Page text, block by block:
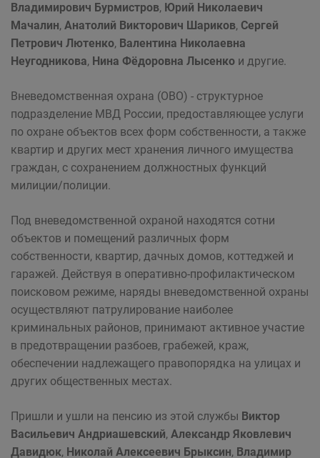
Владимирович Бурмистров, Юрий Николаевич
Мачалин, Анатолий Викторович Шариков, Сергей
Петрович Лютенко, Валентина Николаевна
Неугодникова, Нина Фёдоровна Лысенко и другие.
Вневедомственная охрана (ОВО) - структурное
подразделение МВД России, предоставляющее услуги
по охране объектов всех форм собственности, а также
квартир и других мест хранения личного имущества
граждан, с сохранением должностных функций
милиции/полиции.
Под вневедомственной охраной находятся сотни
объектов и помещений различных форм
собственности, квартир, дачных домов, коттеджей и
гаражей. Действуя в оперативно-профилактическом
поисковом режиме, наряды вневедомственной охраны
осуществляют патрулирование наиболее
криминальных районов, принимают активное участие
в предотвращении разбоев, грабежей, краж,
обеспечении надлежащего пра­вопорядка на улицах и
других общественных местах.
Пришли и ушли на пенсию из этой службы Виктор
Васильевич Андриашевский, Александр Яковлевич
Давидюк, Николай Алексеевич Брыксин, Владимир